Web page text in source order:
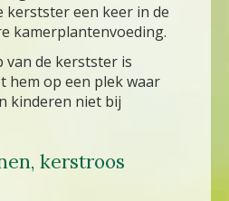
kerstster een keer in de
kamerplantenvoeding.
van de kerstster is
hem op een plek waar
kinderen niet bij
kerstroos